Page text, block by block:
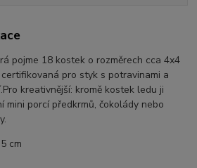
pojme 18 kostek o rozměrech cca 4x4
pro styk s potravinami a
Pro kreativnější: kromě kostek ledu ji
mini porcí předkrmů, čokolády nebo
cm